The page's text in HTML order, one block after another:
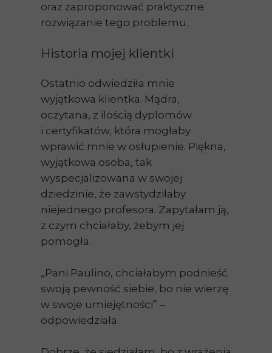
oraz zaproponować praktyczne
rozwiązanie tego problemu.
Historia mojej klientki
Ostatnio odwiedziła mnie
wyjątkowa klientka. Mądra,
oczytana, z ilością dyplomów
i certyfikatów, która mogłaby
wprawić mnie w osłupienie. Piękna,
wyjątkowa osoba, tak
wyspecjalizowana w swojej
dziedzinie, że zawstydziłaby
niejednego profesora. Zapytałam ją,
z czym chciałaby, żebym jej
pomogła.
„Pani Paulino, chciałabym podnieść
swoją pewność siebie, bo nie wierzę
w swoje umiejętności” –
odpowiedziała.